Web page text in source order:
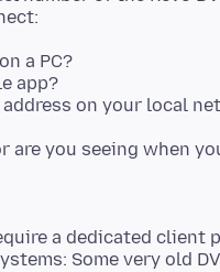
a PC?
app?
address on your local
a dedicated client
Some very old